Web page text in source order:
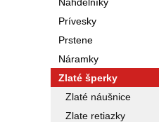
Prívesky
Prstene
Náramky
Zlaté šperky
Zlaté náušnice
Zlate retiazky